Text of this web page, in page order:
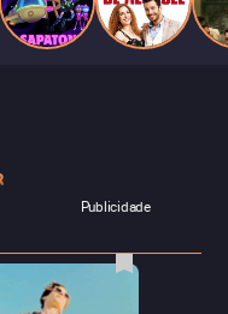
Publicidade